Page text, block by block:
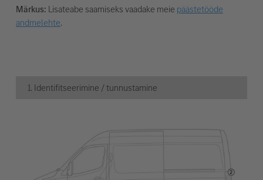
Märkus: Lisateabe saamiseks vaadake meie päästetööde
andmelehte.
1. Identifitseerimine / tunnustamine